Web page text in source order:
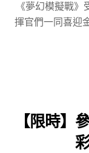
《夢幻模擬戰
揮官們一同喜迎
【限時】